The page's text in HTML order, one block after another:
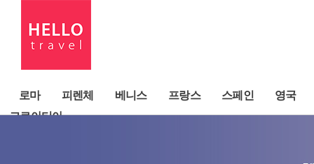
로마 피렌체 베니스 프랑스 스페인
영국
크로아티아